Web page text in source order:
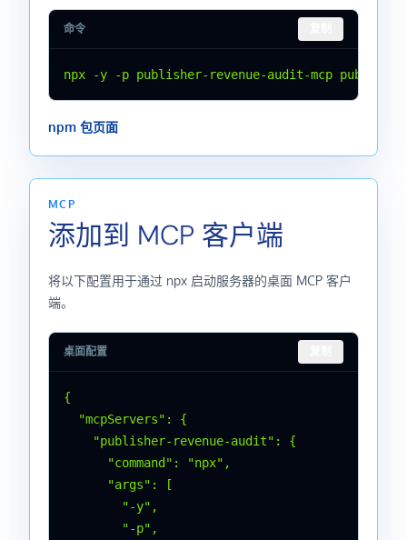
命令
npx -y -p publisher-revenue-audit-mcp
npm 包页面
MCP
添加到 MCP 客户端
将以下配置用于通过 npx 启动服务器的桌面 MCP 客户
端。
桌面配置
{
  "mcpServers": {
    "publisher-revenue-audit": {
      "command": "npx",
      "args": [
        "-y",
        "-p",